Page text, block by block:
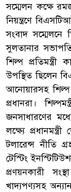
সম্মেলন কক্ষে
নিয়ন্ত্রণে
সংবাদ সম্মেলনে
সুলতানার
শিল্প
উপস্থিত ছিলেন
আনোয়ারসহ শিল্প
প্রধানরা।
জনসাধারণের
লক্ষ্যে
টলারেন্স নীতি
টেস্টিং
প্রণয়নকারী
খাদ্যপণ্যসহ